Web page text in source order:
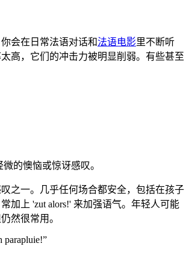
会在日常法语对话和法语电影里不断听
高，它们的冲击力被明显削弱。有些甚至
的懊恼或惊讶感叹。
之一。几乎任何场合都安全，包括在孩子
加上 'zut alors!' 来加强语气。年轻人可能
然很常用。
parapluie!”